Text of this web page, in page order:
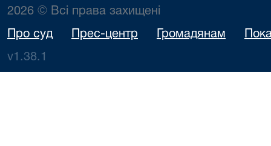
2026 © Всі права захищені
Про суд Прес-центр Громадянам
v1.38.1